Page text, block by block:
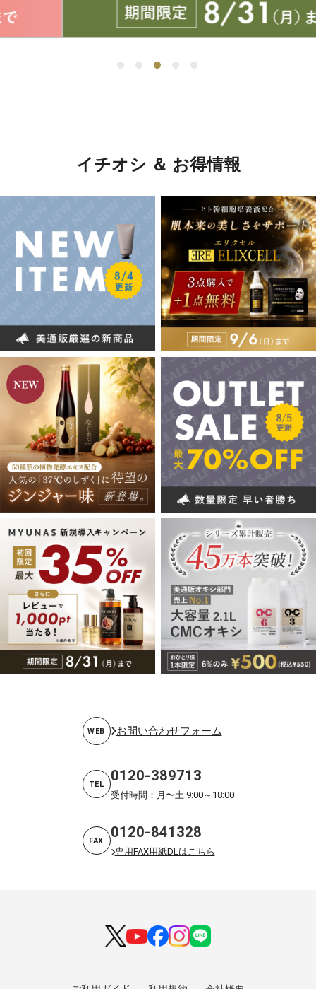
イチオシ ＆ お得情報
WEB お問い合わせフォーム
TEL 0120-389713
受付時間：月〜土 9:00～18:00
FAX 0120-841328
専用FAX用紙DLはこちら